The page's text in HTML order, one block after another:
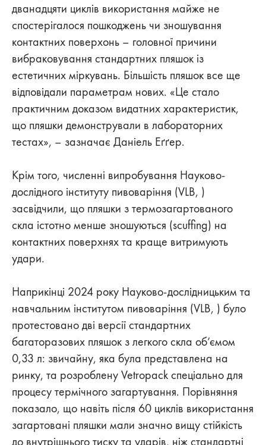
дванадцяти циклів використання майже не
спостерігалося пошкоджень чи зношування
контактних поверхонь – головної причини
вибраковування стандартних пляшок із
естетичних міркувань. Більшість пляшок все ще
відповідали параметрам нових. «Це стало
практичним доказом видатних характеристик,
що пляшки демонстрували в лабораторних
тестах», – зазначає Даніель Еґґер.
Крім того, численні випробування Науково-
дослідного інституту пивоваріння (VLB, )
засвідчили, що пляшки з термозагартованого
скла істотно менше зношуються (scuffing) на
контактних поверхнях та краще витримують
удари.
Наприкінці 2024 року Науково-дослідницьким та
навчальним інститутом пивоваріння (VLB, ) було
протестовано дві версії стандартних
багаторазових пляшок з легкого скла об’ємом
0,33 л: звичайну, яка була представлена на
ринку, та розроблену Vetropack спеціально для
процесу термічного загартування. Порівняння
показало, що навіть після 60 циклів використання
загартовані пляшки мали значно вищу стійкість
до внутрішнього тиску та ударів, ніж стандартні